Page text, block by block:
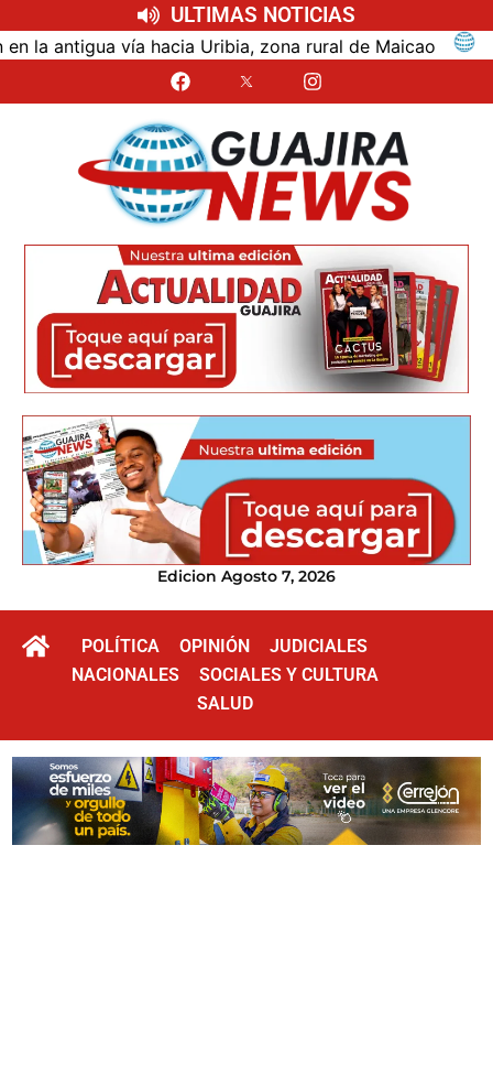
ULTIMAS NOTICIAS
vía hacia Uribia, zona rural de Maicao
Edicion Agosto 7, 2026
POLÍTICA OPINIÓN
JUDICIALES
NACIONALES
SOCIALES Y CULTURA
SALUD